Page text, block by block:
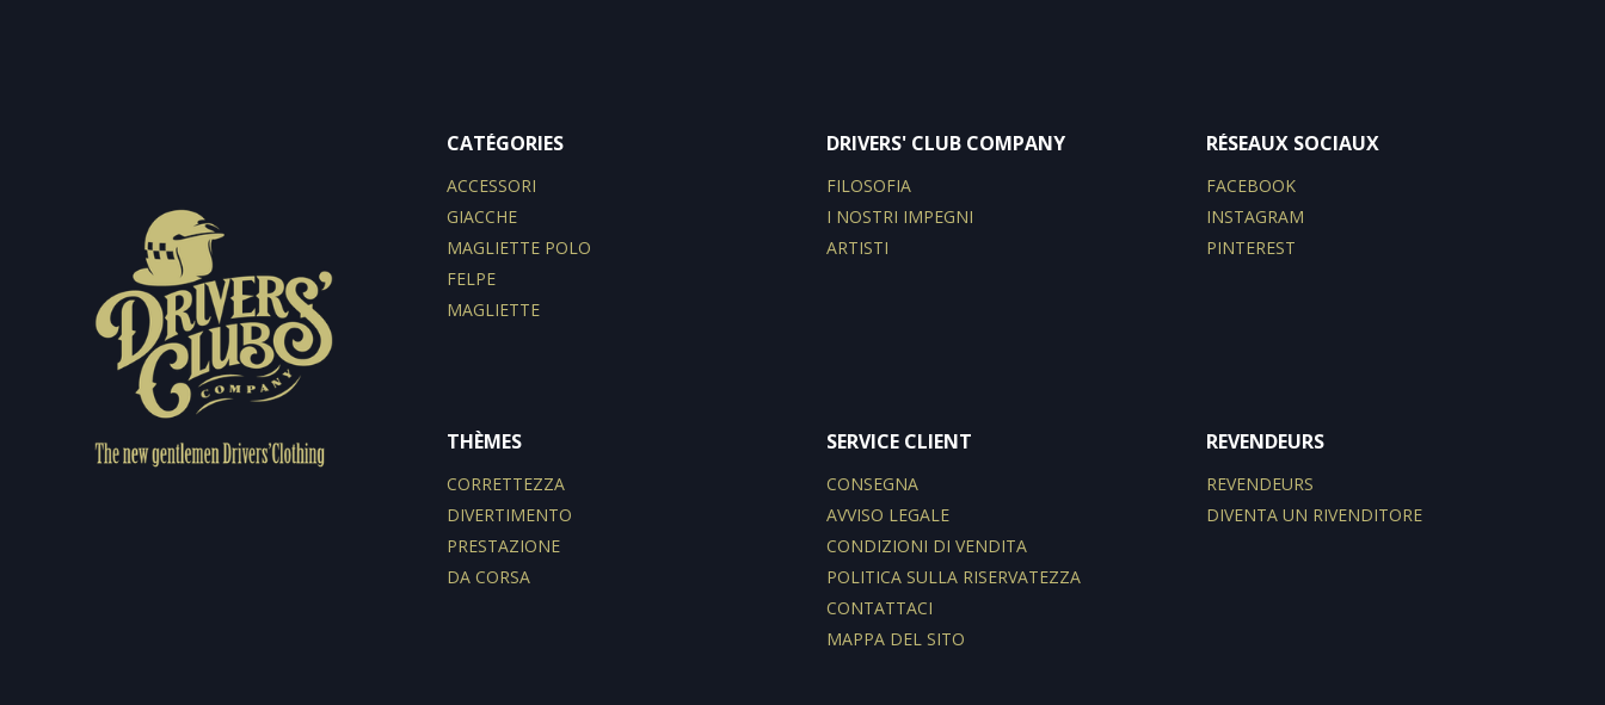
CATÉGORIES
ACCESSORI
GIACCHE
MAGLIETTE POLO
FELPE
MAGLIETTE
DRIVERS' CLUB COMPANY
FILOSOFIA
I NOSTRI IMPEGNI
ARTISTI
RÉSEAUX SOCIAUX
FACEBOOK
INSTAGRAM
PINTEREST
THÈMES
CORRETTEZZA
DIVERTIMENTO
PRESTAZIONE
DA CORSA
SERVICE CLIENT
CONSEGNA
AVVISO LEGALE
CONDIZIONI DI VENDITA
POLITICA SULLA RISERVATEZZA
CONTATTACI
MAPPA DEL SITO
REVENDEURS
REVENDEURS
DIVENTA UN RIVENDITORE